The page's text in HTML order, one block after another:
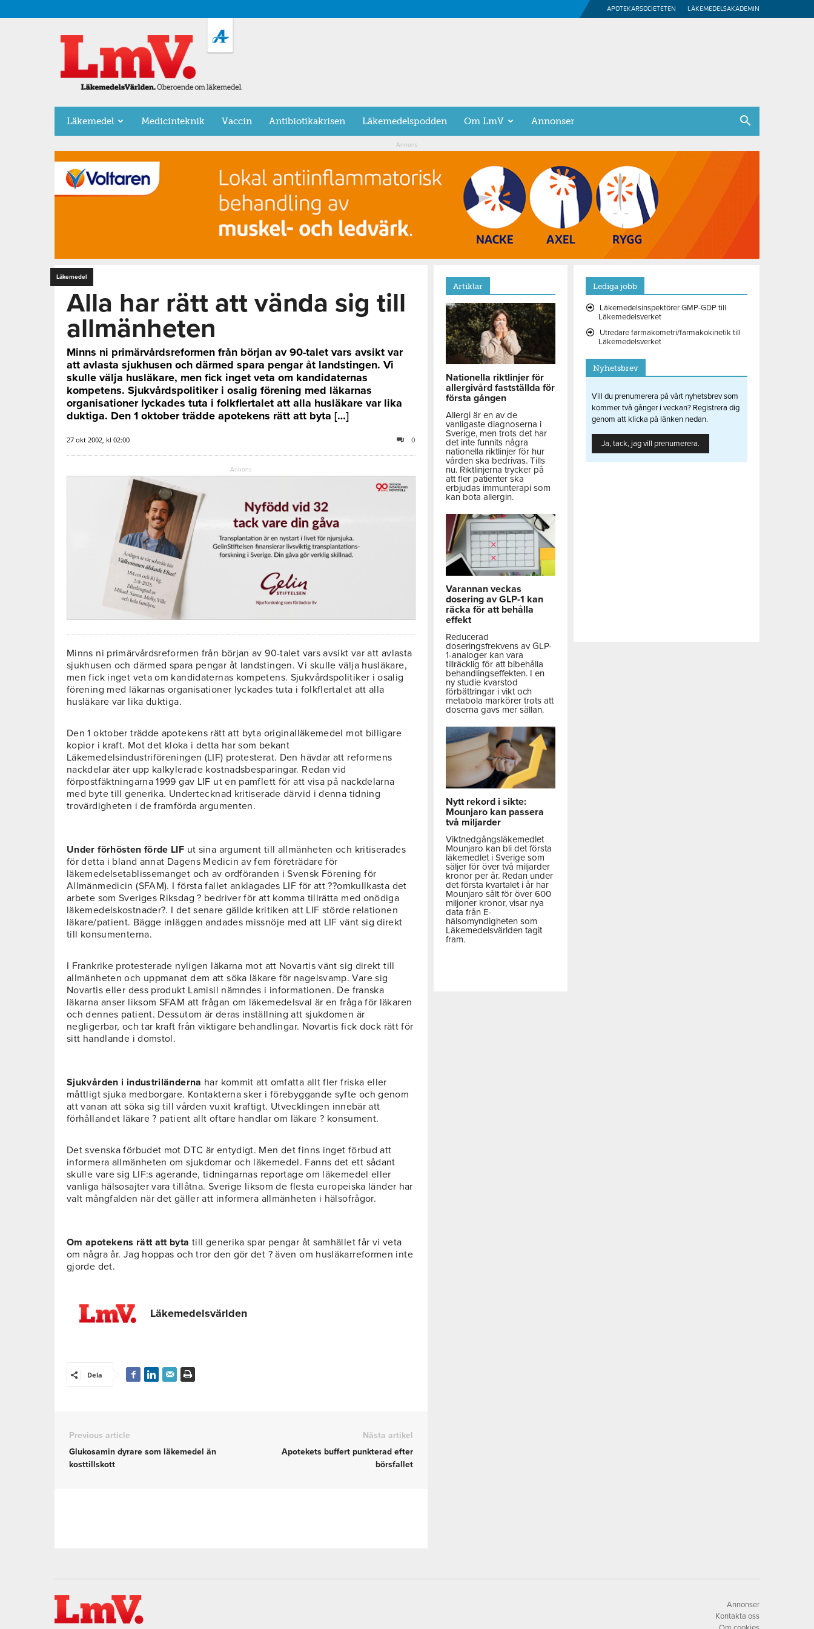
APOTEKARSOCIETETEN LÄKEMEDELSAKADEMIN
LäkemedelsVärlden
Läkemedel Medicinteknik Vaccin Antibiotikakrisen Läkemedelspodden Om LmV Annonser
Annons
Läkemedel
Alla har rätt att vända sig till
allmänheten
Minns ni primärvårdsreformen från början av 90-talet vars avsikt var
att avlasta sjukhusen och därmed spara pengar åt landstingen. Vi
skulle välja husläkare, men fick inget veta om kandidaternas
kompetens. Sjukvårdspolitiker i osalig förening med läkarnas
organisationer lyckades tuta i folkflertalet att alla husläkare var lika
duktiga. Den 1 oktober trädde apotekens rätt att byta […]
27 okt 2002, kl 02:00 0
Annons
Minns ni primärvårdsreformen från början av 90-talet vars avsikt var att avlasta
sjukhusen och därmed spara pengar åt landstingen. Vi skulle välja husläkare,
men fick inget veta om kandidaternas kompetens. Sjukvårdspolitiker i osalig
förening med läkarnas organisationer lyckades tuta i folkflertalet att alla
husläkare var lika duktiga.
Den 1 oktober trädde apotekens rätt att byta originalläkemedel mot billigare
kopior i kraft. Mot det kloka i detta har som bekant
Läkemedelsindustriföreningen (LIF) protesterat. Den hävdar att reformens
nackdelar äter upp kalkylerade kostnadsbesparingar. Redan vid
förpostfäktningarna 1999 gav LIF ut en pamflett för att visa på nackdelarna
med byte till generika. Undertecknad kritiserade därvid i denna tidning
trovärdigheten i de framförda argumenten.
Under förhösten förde LIF ut sina argument till allmänheten och kritiserades
för detta i bland annat Dagens Medicin av fem företrädare för
läkemedelsetablissemanget och av ordföranden i Svensk Förening för
Allmänmedicin (SFAM). I första fallet anklagades LIF för att ??omkullkasta det
arbete som Sveriges Riksdag ? bedriver för att komma tillrätta med onödiga
läkemedelskostnader?. I det senare gällde kritiken att LIF störde relationen
läkare/patient. Bägge inläggen andades missnöje med att LIF vänt sig direkt
till konsumenterna.
I Frankrike protesterade nyligen läkarna mot att Novartis vänt sig direkt till
allmänheten och uppmanat dem att söka läkare för nagelsvamp. Vare sig
Novartis eller dess produkt Lamisil nämndes i informationen. De franska
läkarna anser liksom SFAM att frågan om läkemedelsval är en fråga för läkaren
och dennes patient. Dessutom är deras inställning att sjukdomen är
negligerbar, och tar kraft från viktigare behandlingar. Novartis fick dock rätt för
sitt handlande i domstol.
Sjukvården i industriländerna har kommit att omfatta allt fler friska eller
måttligt sjuka medborgare. Kontakterna sker i förebyggande syfte och genom
att vanan att söka sig till vården vuxit kraftigt. Utvecklingen innebär att
förhållandet läkare ? patient allt oftare handlar om läkare ? konsument.
Det svenska förbudet mot DTC är entydigt. Men det finns inget förbud att
informera allmänheten om sjukdomar och läkemedel. Fanns det ett sådant
skulle vare sig LIF:s agerande, tidningarnas reportage om läkemedel eller
vanliga hälsosajter vara tillåtna. Sverige liksom de flesta europeiska länder har
valt mångfalden när det gäller att informera allmänheten i hälsofrågor.
Om apotekens rätt att byta till generika spar pengar åt samhället får vi veta
om några år. Jag hoppas och tror den gör det ? även om husläkarreformen inte
gjorde det.
Läkemedelsvärlden
Dela
Previous article
Glukosamin dyrare som läkemedel än
kosttillskott
Nästa artikel
Apotekets buffert punkterad efter
börsfallet
Artiklar
Nationella riktlinjer för
allergivård fastställda för
första gången
Allergi är en av de
vanligaste diagnoserna i
Sverige, men trots det har
det inte funnits några
nationella riktlinjer för hur
vården ska bedrivas. Tills
nu. Riktlinjerna trycker på
att fler patienter ska
erbjudas immunterapi som
kan bota allergin.
Varannan veckas
dosering av GLP-1 kan
räcka för att behålla
effekt
Reducerad
doseringsfrekvens av GLP-
1-analoger kan vara
tillräcklig för att bibehålla
behandlingseffekten. I en
ny studie kvarstod
förbättringar i vikt och
metabola markörer trots att
doserna gavs mer sällan.
Nytt rekord i sikte:
Mounjaro kan passera
två miljarder
Viktnedgångsläkemedlet
Mounjaro kan bli det första
läkemedlet i Sverige som
säljer för över två miljarder
kronor per år. Redan under
det första kvartalet i år har
Mounjaro sålt för över 600
miljoner kronor, visar nya
data från E-
hälsomyndigheten som
Läkemedelsvärlden tagit
fram.
Lediga jobb
Läkemedelsinspektörer GMP-GDP till
Läkemedelsverket
Utredare farmakometri/farmakokinetik till
Läkemedelsverket
Nyhetsbrev
Vill du prenumerera på vårt nyhetsbrev som
kommer två gånger i veckan? Registrera dig
genom att klicka på länken nedan.
Ja, tack, jag vill prenumerera.
Annonser
Kontakta oss